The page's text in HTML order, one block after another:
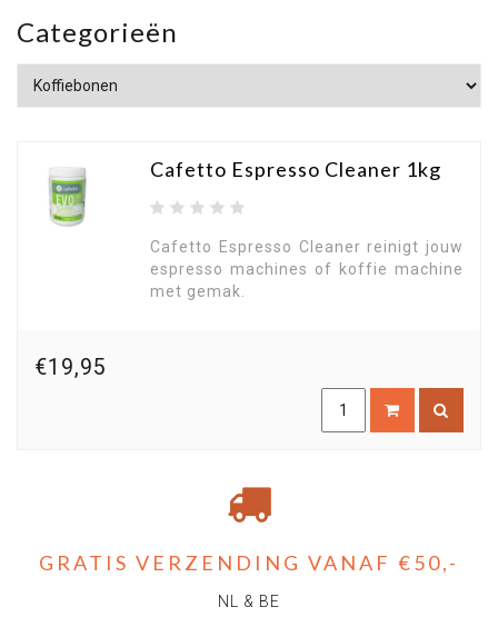
Categorieën
Cafetto Espresso Cleaner 1kg
Cafetto Espresso Cleaner reinigt jouw
espresso machines of koffie machine
met gemak.
€19,95
GRATIS VERZENDING VANAF €50,-
NL & BE